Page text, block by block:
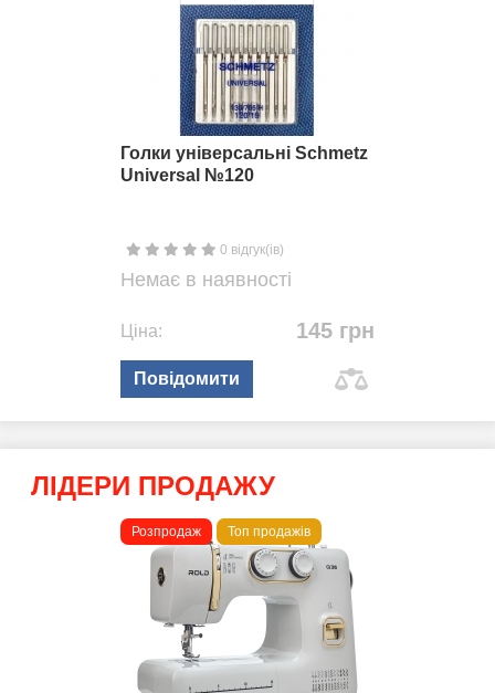
Голки універсальні Schmetz
Universal №120
0 відгук(ів)
Немає в наявності
Ціна: 145 грн
Повідомити
ЛІДЕРИ ПРОДАЖУ
Розпродаж Топ продажів